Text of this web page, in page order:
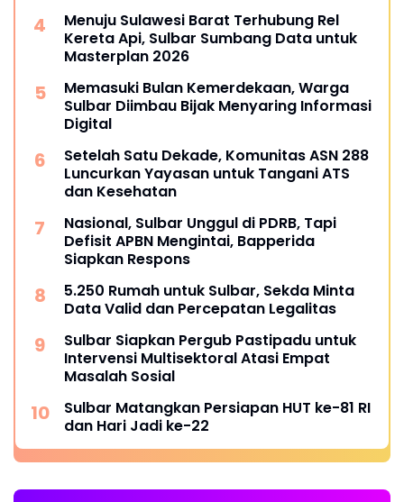
Menuju Sulawesi Barat Terhubung Rel
Kereta Api, Sulbar Sumbang Data untuk
Masterplan 2026
Memasuki Bulan Kemerdekaan, Warga
Sulbar Diimbau Bijak Menyaring Informasi
Digital
Setelah Satu Dekade, Komunitas ASN 288
Luncurkan Yayasan untuk Tangani ATS
dan Kesehatan
Nasional, Sulbar Unggul di PDRB, Tapi
Defisit APBN Mengintai, Bapperida
Siapkan Respons
5.250 Rumah untuk Sulbar, Sekda Minta
Data Valid dan Percepatan Legalitas
Sulbar Siapkan Pergub Pastipadu untuk
Intervensi Multisektoral Atasi Empat
Masalah Sosial
Sulbar Matangkan Persiapan HUT ke-81 RI
dan Hari Jadi ke-22